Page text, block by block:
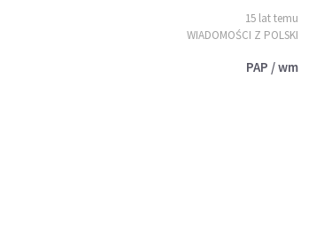
15 lat temu
WIADOMOŚCI Z POLSKI
PAP / wm